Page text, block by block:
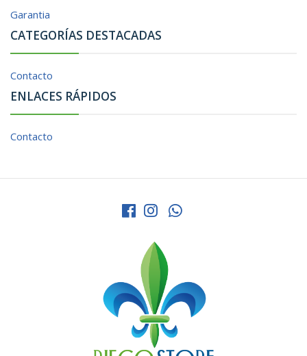
Garantia
CATEGORÍAS DESTACADAS
Contacto
ENLACES RÁPIDOS
Contacto